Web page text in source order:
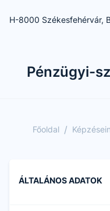
H-8000 Székesfehérvár,
Pénzügyi-
Főoldal /
ÁLTALÁNOS ADATOK